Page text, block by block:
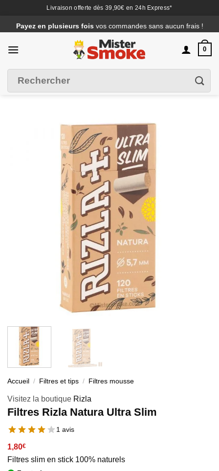
Livraison offerte dès 39,90€ en 24h Express*
au
contenu
Payez en plusieurs fois vos commandes sans aucun frais !
0
pour :
Accueil / Filtres et tips / Filtres mousse
Visitez la boutique Rizla
Filtres Rizla Natura Ultra Slim
1 avis
1,80€
Filtres slim en stick 100% naturels